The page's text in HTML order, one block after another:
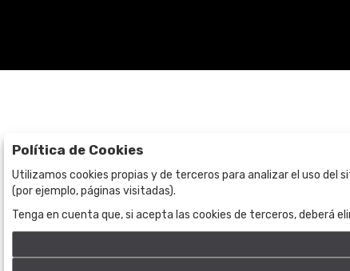
Subastas
Subasta en curso
Subastas anteriores
La empresa
Contacto
Política de Cookies
Utilizamos cookies propias y de terceros para analizar el uso
(por ejemplo, páginas visitadas).
Tenga en cuenta que, si acepta las cookies de terceros, deberá